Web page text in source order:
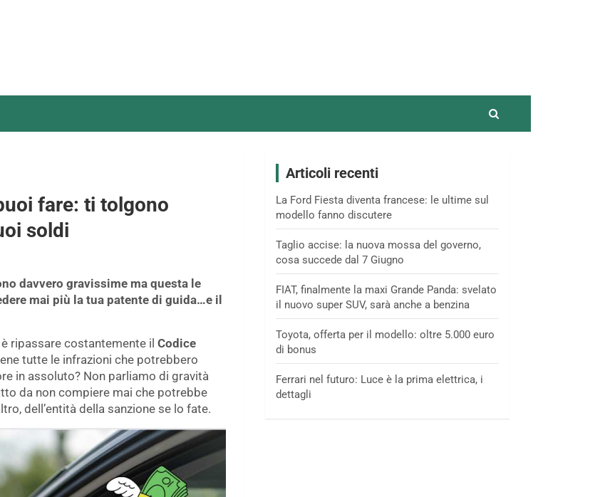
fare: ti tolgono
soldi
davvero gravissime ma questa le
mai più la tua patente di guida…e il
ripassare costantemente il Codice
tutte le infrazioni che potrebbero
in assoluto? Non parliamo di gravità
da non compiere mai che potrebbe
dell’entità della sanzione se lo fate.
Articoli recenti
La Ford Fiesta diventa francese: le ultime sul
modello fanno discutere
Taglio accise: la nuova mossa del governo,
cosa succede dal 7 Giugno
FIAT, finalmente la maxi Grande Panda: svelato
il nuovo super SUV, sarà anche a benzina
Toyota, offerta per il modello: oltre 5.000 euro
di bonus
Ferrari nel futuro: Luce è la prima elettrica, i
dettagli